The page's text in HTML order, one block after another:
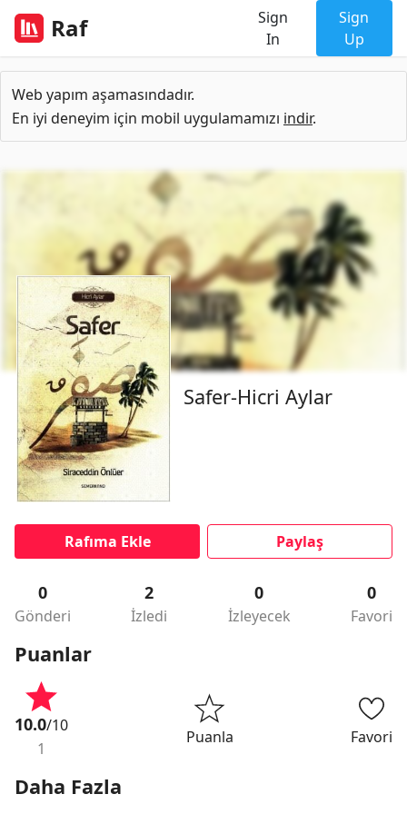
Raf
Sign
In
Sign
Up
Web yapım aşamasındadır.
En iyi deneyim için mobil uygulamamızı indir.
Safer-Hicri Aylar
Rafıma Ekle Paylaş
0
Gönderi
2
İzledi
0
İzleyecek
0
Favori
Puanlar
10.0/10
1
Puanla Favori
Daha Fazla